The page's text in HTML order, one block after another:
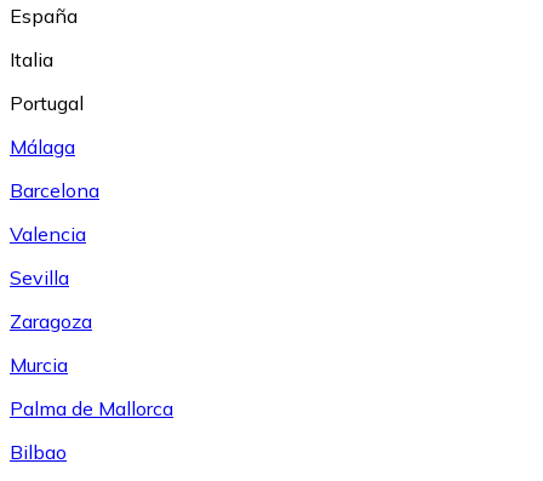
España
Italia
Portugal
Málaga
Barcelona
Valencia
Sevilla
Zaragoza
Murcia
Palma de Mallorca
Bilbao